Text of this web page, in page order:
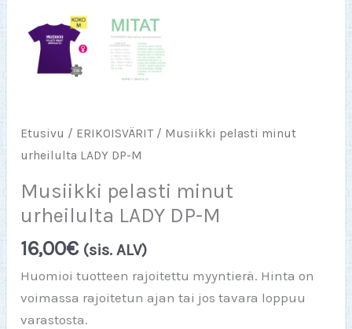
Etusivu / ERIKOISVÄRIT/ Musiikki pelasti minut
urheilulta LADY DP-M
Musiikki pelasti minut
urheilulta LADY DP-M
16,00€ (sis. ALV)
Huomioi tuotteen rajoitettu myyntierä. Hinta on
voimassa rajoitetun ajan tai jos tavara loppuu
varastosta.